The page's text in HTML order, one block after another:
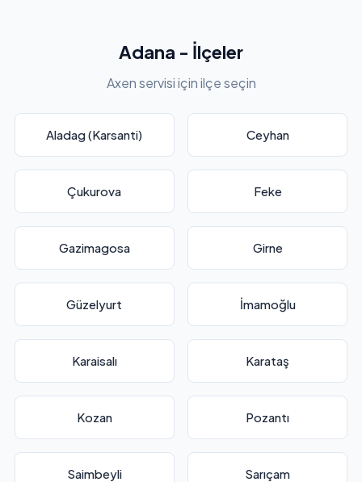
Adana - İlçeler
Axen servisi için ilçe seçin
Aladag (Karsanti) Ceyhan
Çukurova Feke
Gazimagosa Girne
Güzelyurt İmamoğlu
Karaisalı Karataş
Kozan Pozantı
Saimbeyli Sarıçam